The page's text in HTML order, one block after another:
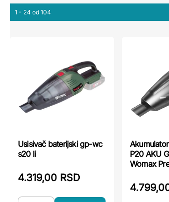
1 - 24 od 104
Usisivač baterijski gp-wc
s20 li
4.319,00 RSD
P20 AKU
Womax